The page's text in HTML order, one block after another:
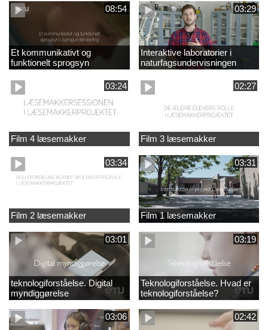
08:54
Et kommunikativt og
funktionelt sprogsyn
03:29
Interaktive laboratorier i
naturfagsundervisningen
03:24
Film 4 læsemakker
02:27
Film 3 læsemakker
03:34
Film 2 læsemakker
03:31
Film 1 læsemakker
03:01
teknologiforståelse. Digital
myndiggørelse
03:19
Teknologiforståelse. Hvad er
teknologiforståelse?
03:06 02:42